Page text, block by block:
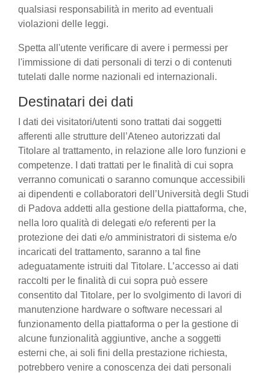
qualsiasi responsabilità in merito ad eventuali
violazioni delle leggi.
Spetta all'utente verificare di avere i permessi per
l'immissione di dati personali di terzi o di contenuti
tutelati dalle norme nazionali ed internazionali.
Destinatari dei dati
I dati dei visitatori/utenti sono trattati dai soggetti
afferenti alle strutture dell’Ateneo autorizzati dal
Titolare al trattamento, in relazione alle loro funzioni e
competenze. I dati trattati per le finalità di cui sopra
verranno comunicati o saranno comunque accessibili
ai dipendenti e collaboratori dell’Università degli Studi
di Padova addetti alla gestione della piattaforma, che,
nella loro qualità di delegati e/o referenti per la
protezione dei dati e/o amministratori di sistema e/o
incaricati del trattamento, saranno a tal fine
adeguatamente istruiti dal Titolare. L’accesso ai dati
raccolti per le finalità di cui sopra può essere
consentito dal Titolare, per lo svolgimento di lavori di
manutenzione hardware o software necessari al
funzionamento della piattaforma o per la gestione di
alcune funzionalità aggiuntive, anche a soggetti
esterni che, ai soli fini della prestazione richiesta,
potrebbero venire a conoscenza dei dati personali